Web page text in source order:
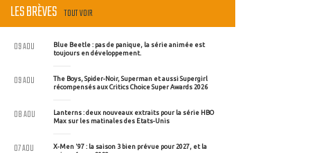
LES BRÈVES TOUT VOIR
Blue Beetle : pas de panique, la série animée est
toujours en développement.
09 AOU
The Boys, Spider-Noir, Superman et aussi Supergirl
récompensés aux Critics Choice Super Awards 2026
09 AOU
Lanterns : deux nouveaux extraits pour la série HBO
Max sur les matinales des Etats-Unis
08 AOU
X-Men '97 : la saison 3 bien prévue pour 2027, et la
07 AOU